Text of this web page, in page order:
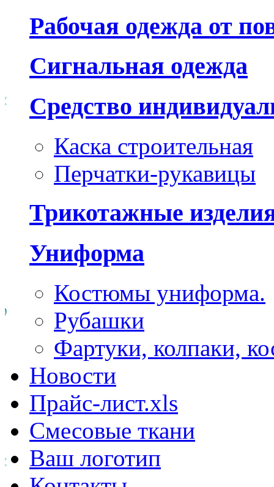
Рабочая одежда от
Сигнальная одежда
Средство
Каска строительная
Перчатки-рукавицы
Трикотажные
Униформа
Костюмы униформа.
Рубашки
Фартуки, колпаки,
Новости
Прайс-лист.xls
Смесовые ткани
Ваш логотип